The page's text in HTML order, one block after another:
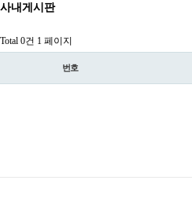
사내게시판
Total 0건 1 페이지
번호